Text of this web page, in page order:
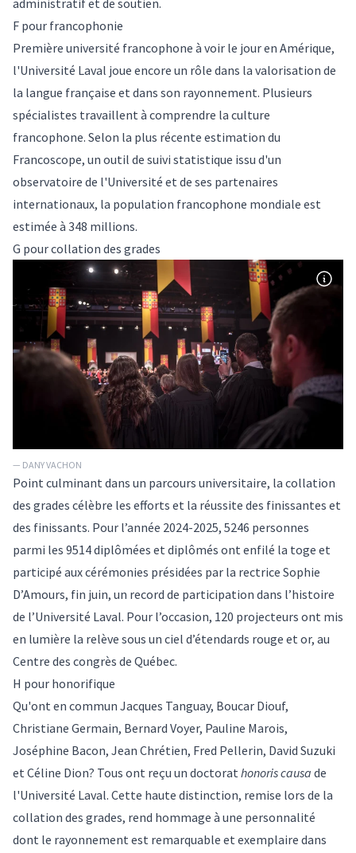
administratif et de soutien.
F pour francophonie
Première université francophone à voir le jour en Amérique,
l'Université Laval joue encore un rôle dans la valorisation de
la langue française et dans son rayonnement. Plusieurs
spécialistes travaillent à comprendre la culture
francophone. Selon la plus récente estimation du
Francoscope, un outil de suivi statistique issu d'un
observatoire de l'Université et de ses partenaires
internationaux, la population francophone mondiale est
estimée à 348 millions.
G pour collation des grades
— DANY VACHON
Point culminant dans un parcours universitaire, la collation
des grades célèbre les efforts et la réussite des finissantes et
des finissants. Pour l’année 2024-2025, 5246 personnes
parmi les 9514 diplômées et diplômés ont enfilé la toge et
participé aux cérémonies présidées par la rectrice Sophie
D’Amours, fin juin, un record de participation dans l’histoire
de l’Université Laval. Pour l’occasion, 120 projecteurs ont mis
en lumière la relève sous un ciel d’étendards rouge et or, au
Centre des congrès de Québec.
H pour honorifique
Qu'ont en commun Jacques Tanguay, Boucar Diouf,
Christiane Germain, Bernard Voyer, Pauline Marois,
Joséphine Bacon, Jean Chrétien, Fred Pellerin, David Suzuki
et Céline Dion? Tous ont reçu un doctorat honoris causa de
l'Université Laval. Cette haute distinction, remise lors de la
collation des grades, rend hommage à une personnalité
dont le rayonnement est remarquable et exemplaire dans